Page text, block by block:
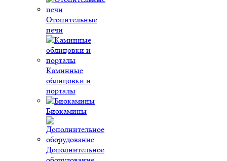
Отопительные
печи
Каминные
облицовки и
порталы
Биокамины
Дополнительное